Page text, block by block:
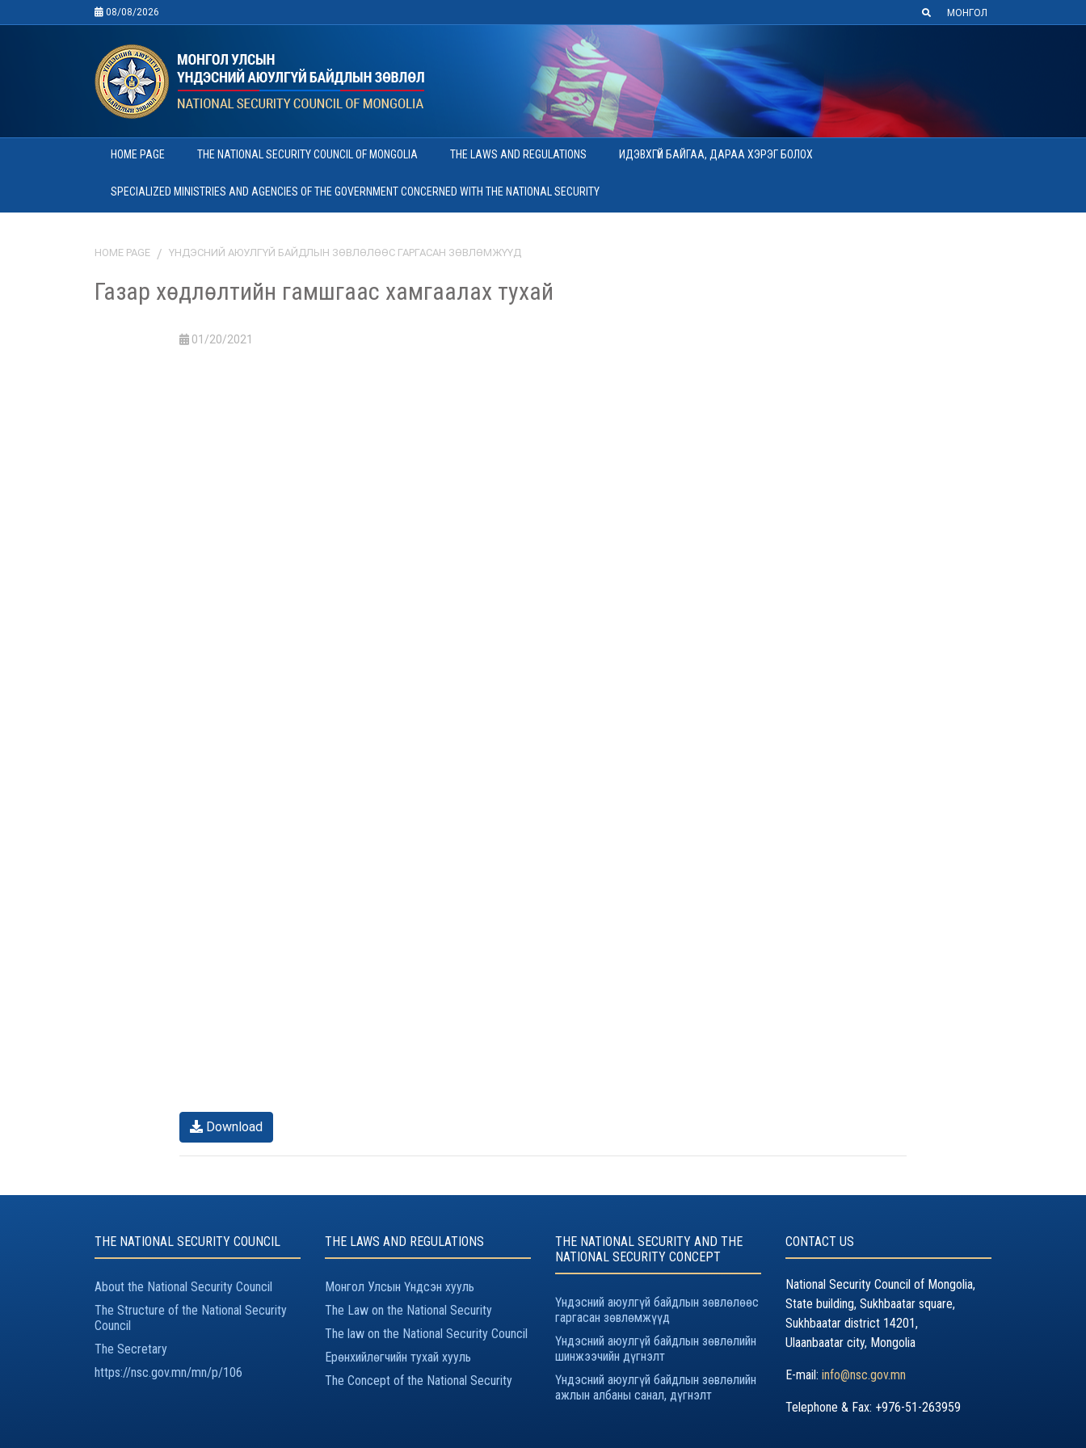
08/08/2026 МОНГОЛ
HOME PAGE THE NATIONAL SECURITY COUNCIL OF MONGOLIA THE LAWS AND REGULATIONS ИДЭВХГҮЙ БАЙГАА, ДАРАА ХЭРЭГ БОЛОХ
SPECIALIZED MINISTRIES AND AGENCIES OF THE GOVERNMENT CONCERNED WITH THE NATIONAL SECURITY
HOME PAGE ҮНДЭСНИЙ АЮУЛГҮЙ БАЙДЛЫН ЗӨВЛӨЛӨӨС ГАРГАСАН ЗӨВЛӨМЖҮҮД
Газар хөдлөлтийн гамшгаас хамгаалах тухай
01/20/2021
Download
THE NATIONAL SECURITY COUNCIL
About the National Security Council
The Structure of the National Security
Council
The Secretary
https://nsc.gov.mn/mn/p/106
THE LAWS AND REGULATIONS
Монгол Улсын Үндсэн хууль
The Law on the National Security
The law on the National Security Council
Ерөнхийлөгчийн тухай хууль
The Concept of the National Security
THE NATIONAL SECURITY AND THE
NATIONAL SECURITY CONCEPT
Үндэсний аюулгүй байдлын зөвлөлөөс
гаргасан зөвлөмжүүд
Үндэсний аюулгүй байдлын зөвлөлийн
шинжээчийн дүгнэлт
Үндэсний аюулгүй байдлын зөвлөлийн
ажлын албаны санал, дүгнэлт
CONTACT US
National Security Council of Mongolia,
State building, Sukhbaatar square,
Sukhbaatar district 14201,
Ulaanbaatar city, Mongolia
E-mail: info@nsc.gov.mn
Telephone & Fax: +976-51-263959